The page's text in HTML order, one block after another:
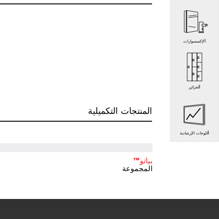
المنتجات التكميلية
بياتو™
المجموعة
الإكسسوارات
الخزائن
اللوحات الإرشادية